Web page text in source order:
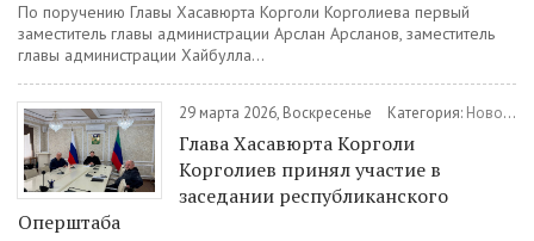
По поручению Главы Хасавюрта Корголи Корголиева первый
заместитель главы администрации Арслан Арсланов, заместитель
главы администрации Хайбулла...
29 марта 2026, Воскресенье Категория: Новости
Глава Хасавюрта Корголи
Корголиев принял участие в
заседании республиканского
Оперштаба